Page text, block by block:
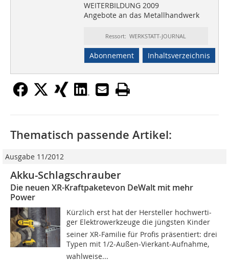
WEITERBILDUNG 2009
Angebote an das Metallhandwerk
Ressort: WERKSTATT-JOURNAL
Abonnement Inhaltsverzeichnis
Thematisch passende Artikel:
Ausgabe 11/2012
Akku-Schlagschrauber
Die neuen XR-Kraftpaketevon DeWalt mit mehr
Power
Kürzlich erst hat der Hersteller hochwerti­
ger Elektrowerkzeuge die jüngsten Kin­der
seiner XR-Familie für Profis präsen­tiert: drei
Typen mit 1/2-Außen-Vierkant-Auf­nahme,
wahlweise...